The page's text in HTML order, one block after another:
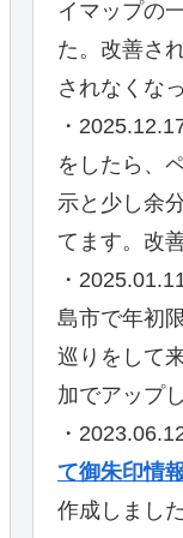
イマップの
た。改善さ
されなくな
・
をしたら、
示と少し余
てます。改
・
島市で年初
巡りをして
加でアップ
・
て御朱印情
作成しまし